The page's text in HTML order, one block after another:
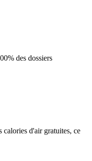
des dossiers
calories d'air gratuites, ce